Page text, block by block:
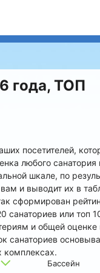
года, ТОП
посетителей,
любого санатория
шкале, по
и выводит их в
сформирован
санаториев или топ
и общей
санаториев
комплексах.
Бассейн